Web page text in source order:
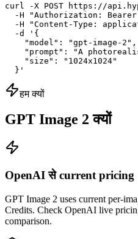
curl -X POST https://
-H "Authorization:
-H "Content-Type:
  -d '{
    "model": "gpt-image-2",
"prompt": "A
    "size": "1024x1024"
  }'
हम क्यों
GPT Image 2 क्यों
OpenAI से current pricing
GPT Image 2 uses current per-
Credits. Check OpenAI live
comparison.